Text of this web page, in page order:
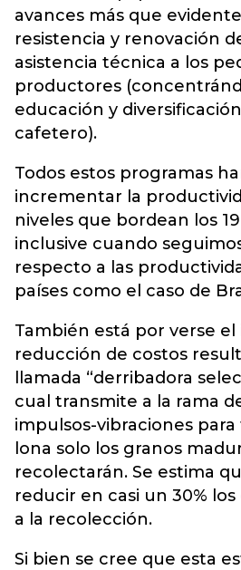
avances más que
resistencia y renovación
asistencia técnica a los
productores
educación y
cafetero).
Todos estos programas
incrementar la
niveles que bordean los
inclusive cuando
respecto a las
países como el caso de
También está por verse
reducción de costos
llamada “derribadora
cual transmite a la rama
impulsos-vibraciones
lona solo los granos
recolectarán. Se estima
reducir en casi un 30%
a la recolección.
Si bien se cree que esta